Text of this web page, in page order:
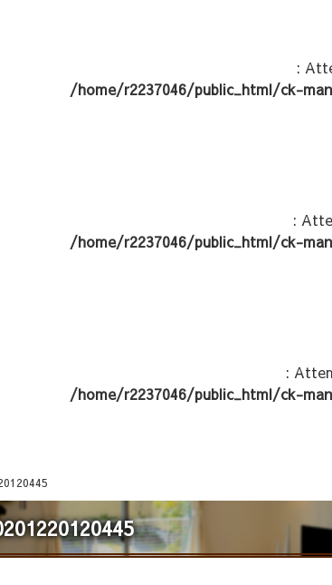
:
/home/r2237046/public_html/ck-
:
/home/r2237046/public_html/ck-
:
/home/r2237046/public_html/ck-